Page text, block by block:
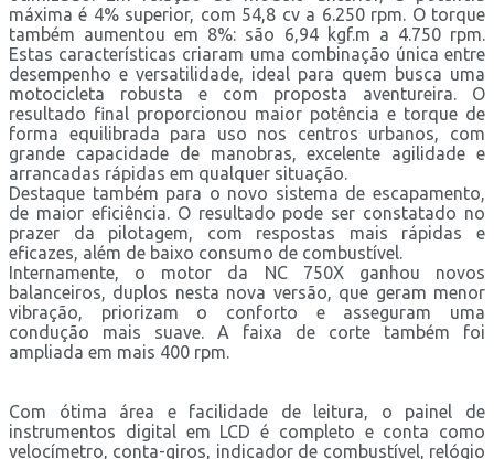
máxima é 4% superior, com 54,8 cv a 6.250 rpm. O torque
também aumentou em 8%: são 6,94 kgf.m a 4.750 rpm.
Estas características criaram uma combinação única entre
desempenho e versatilidade, ideal para quem busca uma
motocicleta robusta e com proposta aventureira. O
resultado final proporcionou maior potência e torque de
forma equilibrada para uso nos centros urbanos, com
grande capacidade de manobras, excelente agilidade e
arrancadas rápidas em qualquer situação.
Destaque também para o novo sistema de escapamento,
de maior eficiência. O resultado pode ser constatado no
prazer da pilotagem, com respostas mais rápidas e
eficazes, além de baixo consumo de combustível.
Internamente, o motor da NC 750X ganhou novos
balanceiros, duplos nesta nova versão, que geram menor
vibração, priorizam o conforto e asseguram uma
condução mais suave. A faixa de corte também foi
ampliada em mais 400 rpm.
Com ótima área e facilidade de leitura, o painel de
instrumentos digital em LCD é completo e conta como
velocímetro, conta-giros, indicador de combustível, relógio